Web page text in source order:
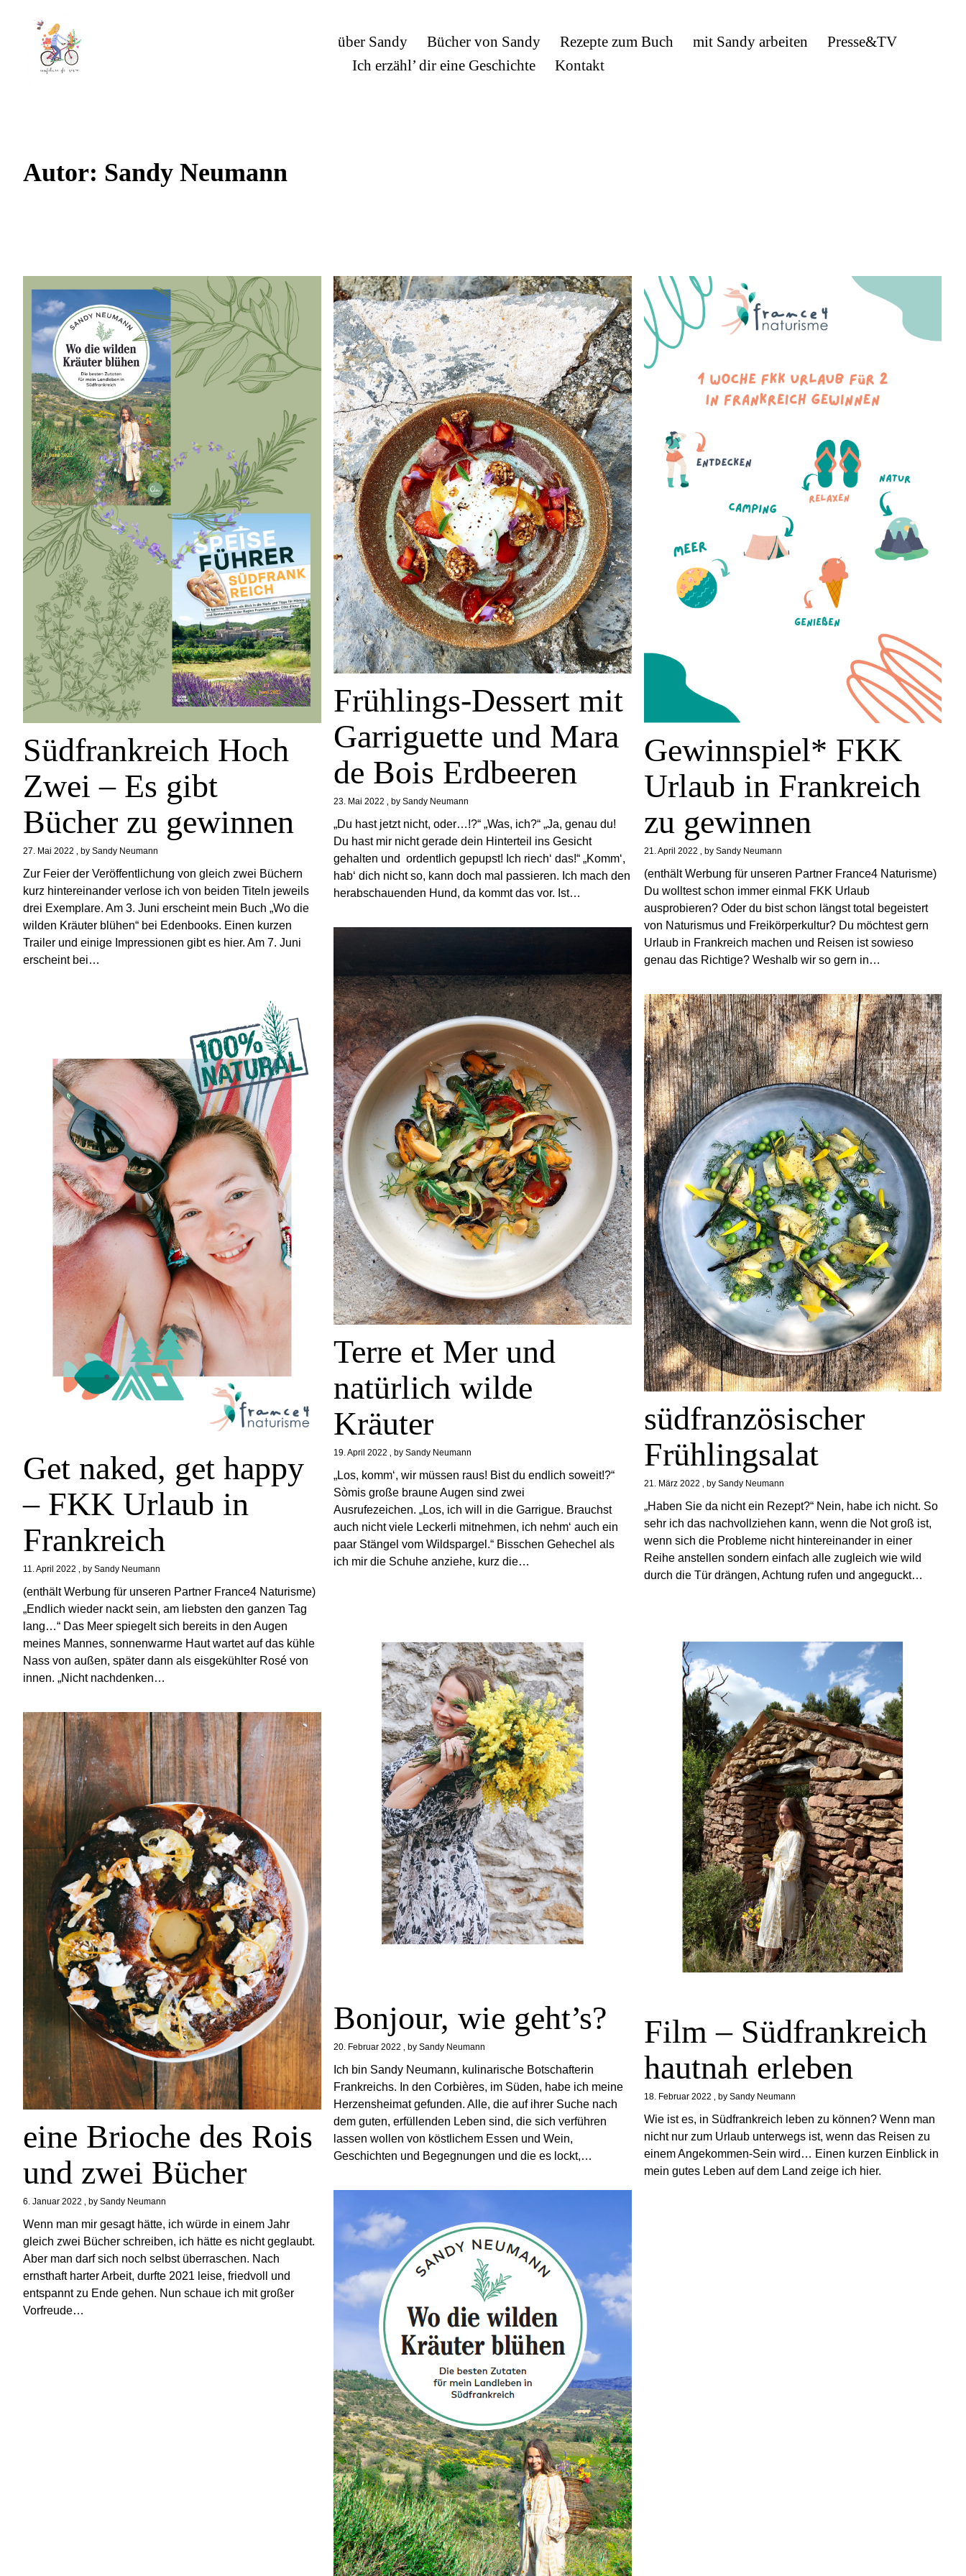
über Sandy Bücher von Sandy Rezepte zum Buch mit Sandy arbeiten
Presse&TV
Ich erzähl’ dir eine Geschichte
Kontakt
Autor: Sandy Neumann
Südfrankreich Hoch
Zwei – Es gibt
Bücher zu gewinnen
27. Mai 2022 bySandy Neumann
Zur Feier der Veröffentlichung von gleich zwei Büchern
kurz hintereinander verlose ich von beiden Titeln jeweils
drei Exemplare. Am 3. Juni erscheint mein Buch „Wo die
wilden Kräuter blühen“ bei Edenbooks. Einen kurzen
Trailer und einige Impressionen gibt es hier. Am 7. Juni
erscheint bei…
Frühlings-Dessert mit
Garriguette und Mara
de Bois Erdbeeren
23. Mai 2022 bySandy Neumann
„Du hast jetzt nicht, oder…!?“ „Was, ich?“ „Ja, genau du!
Du hast mir nicht gerade dein Hinterteil ins Gesicht
gehalten und ordentlich gepupst! Ich riech‘ das!“ „Komm‘,
hab‘ dich nicht so, kann doch mal passieren. Ich mach den
herabschauenden Hund, da kommt das vor. Ist…
Gewinnspiel* FKK
Urlaub in Frankreich
zu gewinnen
21. April 2022 by Sandy Neumann
(enthält Werbung für unseren Partner France4 Naturisme)
Du wolltest schon immer einmal FKK Urlaub
ausprobieren? Oder du bist schon längst total begeistert
von Naturismus und Freikörperkultur? Du möchtest gern
Urlaub in Frankreich machen und Reisen ist sowieso
genau das Richtige? Weshalb wir so gern in…
Terre et Mer und
natürlich wilde
Kräuter
19. April 2022 bySandy Neumann
„Los, komm‘, wir müssen raus! Bist du endlich soweit!?“
Sòmis große braune Augen sind zwei
Ausrufezeichen. „Los, ich will in die Garrigue. Brauchst
auch nicht viele Leckerli mitnehmen, ich nehm‘ auch ein
paar Stängel vom Wildspargel.“ Bisschen Gehechel als
ich mir die Schuhe anziehe, kurz die…
Get naked, get happy
– FKK Urlaub in
Frankreich
11. April 2022 bySandy Neumann
(enthält Werbung für unseren Partner France4 Naturisme)
„Endlich wieder nackt sein, am liebsten den ganzen Tag
lang…“ Das Meer spiegelt sich bereits in den Augen
meines Mannes, sonnenwarme Haut wartet auf das kühle
Nass von außen, später dann als eisgekühlter Rosé von
innen. „Nicht nachdenken…
südfranzösischer
Frühlingsalat
21. März 2022 by Sandy Neumann
„Haben Sie da nicht ein Rezept?“ Nein, habe ich nicht. So
sehr ich das nachvollziehen kann, wenn die Not groß ist,
wenn sich die Probleme nicht hintereinander in einer
Reihe anstellen sondern einfach alle zugleich wie wild
durch die Tür drängen, Achtung rufen und angeguckt…
Bonjour, wie geht’s?
20. Februar 2022 bySandy Neumann
Ich bin Sandy Neumann, kulinarische Botschafterin
Frankreichs. In den Corbières, im Süden, habe ich meine
Herzensheimat gefunden. Alle, die auf ihrer Suche nach
dem guten, erfüllenden Leben sind, die sich verführen
lassen wollen von köstlichem Essen und Wein,
Geschichten und Begegnungen und die es lockt,…
Film – Südfrankreich
hautnah erleben
18. Februar 2022 by Sandy Neumann
Wie ist es, in Südfrankreich leben zu können? Wenn man
nicht nur zum Urlaub unterwegs ist, wenn das Reisen zu
einem Angekommen-Sein wird… Einen kurzen Einblick in
mein gutes Leben auf dem Land zeige ich hier.
eine Brioche des Rois
und zwei Bücher
6. Januar 2022 bySandy Neumann
Wenn man mir gesagt hätte, ich würde in einem Jahr
gleich zwei Bücher schreiben, ich hätte es nicht geglaubt.
Aber man darf sich noch selbst überraschen. Nach
ernsthaft harter Arbeit, durfte 2021 leise, friedvoll und
entspannt zu Ende gehen. Nun schaue ich mit großer
Vorfreude…